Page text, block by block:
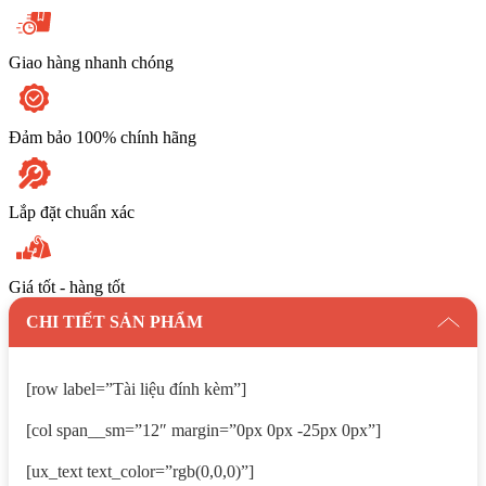
Giao hàng nhanh chóng
Đảm bảo 100% chính hãng
Lắp đặt chuẩn xác
Giá tốt - hàng tốt
CHI TIẾT SẢN PHẨM
[row label=”Tài liệu đính kèm”]
[col span__sm=”12″ margin=”0px 0px -25px 0px”]
[ux_text text_color=”rgb(0,0,0)”]